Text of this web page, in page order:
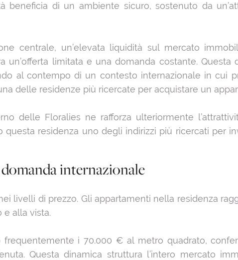
di un ambiente sicuro, sostenuto da
centrale, un’elevata liquidità sul mercato
limitata e una domanda costante. Questa
al contempo di un contesto internazionale in cui
delle residenze più ricercate per acquistare un
delle Floralies ne rafforza ulteriormente
residenza uno degli indirizzi più ricercati per
internazionale
livelli di prezzo. Gli appartamenti nella residenza
e alla vista.
frequentemente i 70.000 € al metro quadrato,
Questa dinamica struttura l’intero mercato